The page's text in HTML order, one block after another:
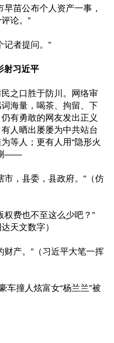
苗公布个人资产一事，
论。”
记者提问。”
射习近平
之口胜于防川。网络审
海量，喝茶、拘留、下
有勇敢的网友发出正义
人晒出屡屡为中共站台
等人；更有人用“隐形火
涮——
市，县委，县政府。”（仿
权费也不至这么少吧？”
天文数字）
财产。”（习近平大笔一挥
车撞人炫富女“杨兰兰”被